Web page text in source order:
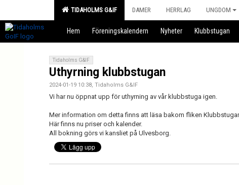
TIDAHOLMS G&IF DAMER HERRLAG UNGDOM
Hem Föreningskalendern Nyheter Klubbstugan
Tidaholms G&IF
Uthyrning klubbstugan
2024-01-19 10:38, Tidaholms G&IF
Vi har nu öppnat upp för uthyrning av vår klubbstuga igen.
Mer information om detta finns att läsa bakom fliken
Här finns nu priser och kalender.
All bokning görs vi kansliet på Ulvesborg.